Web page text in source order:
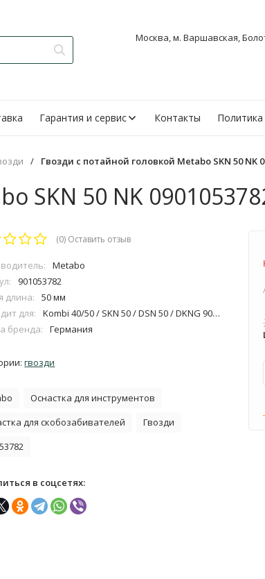
Москва, м. Варшавская,
Гарантия и сервис Контакты Политика
/ Гвозди с потайной головкой Metabo SKN 50 NK
SKN 50 NK
(0) Оставить отзыв
Metabo
901053782
длина:
50 мм
для:
Kombi 40/50 / SKN 50 / DSN 50 / DKNG 90/40
бренда:
Германия
гвозди
Оснастка для инструментов
для скобозабивателей
Гвозди
в соцсетях: